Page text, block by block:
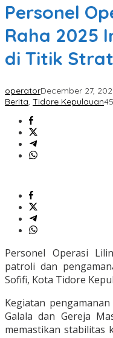
Personel
Raha 2025
di Titik
operatorDecember 27,
Berita, Tidore Kepulauan
Personel Operasi
patroli dan
Sofifi, Kota Tidore
Kegiatan
Galala dan Gereja
memastikan stabilitas